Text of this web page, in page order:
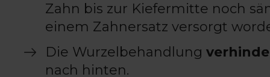
Zahn bis zur Kiefermitte noch
einem Zahnersatz versorgt
Die Wurzelbehandlung
nach hinten.